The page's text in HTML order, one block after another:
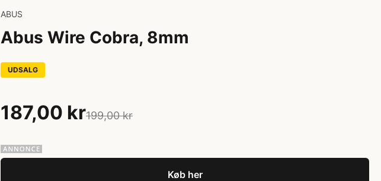
ABUS
Abus Wire Cobra, 8mm
UDSALG
187,00 kr199,00 kr
Køb her